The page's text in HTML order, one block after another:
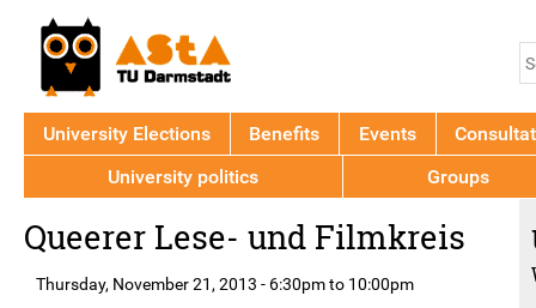
to
top
Queerer Lese- und Filmkreis
Thursday, November 21, 2013 - 6:30pmto 10:00pm
University Elections Benefits Events
University politics
Groups